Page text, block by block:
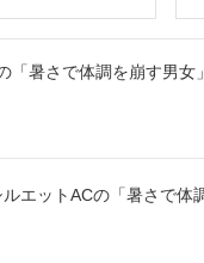
「暑さで体調を崩す男女
ルエットACの「暑さで体